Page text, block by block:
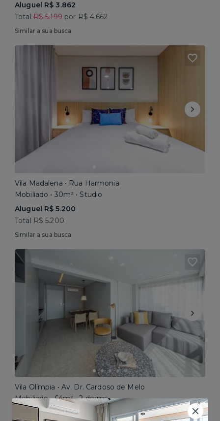
Aluguel R$ 3.862
Total R$ 5.199por R$ 4.662
Similar a sua busca
Vila Madalena • Rua Harmonia
Mobiliado • 30m² • Studio
Aluguel R$ 5.200
Total R$ 5.200
Similar a sua busca
Vila Olímpia • Av. Dr. Cardoso de Melo
Mobiliado • 64m² • 2 dorms
Aluguel R$ 16.192